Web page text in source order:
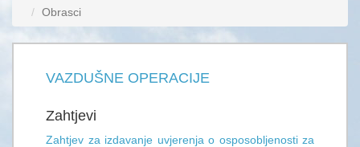
Obrasci
VAZDUŠNE OPERACIJE
Zahtjevi
Zahtjev za izdavanje uvjerenja o osposobljenosti za